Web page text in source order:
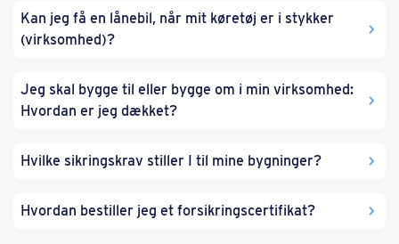
Kan jeg få en lånebil, når mit køretøj er i stykker
(virksomhed)?
Jeg skal bygge til eller bygge om i min virksomhed:
Hvordan er jeg dækket?
Hvilke sikringskrav stiller I til mine bygninger?
Hvordan bestiller jeg et forsikringscertifikat?